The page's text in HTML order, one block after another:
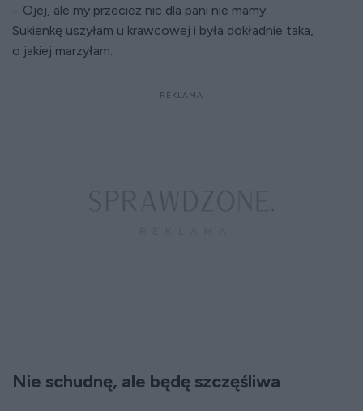
– Ojej, ale my przecież nic dla pani nie mamy.
Sukienkę uszyłam u krawcowej i była dokładnie taka,
o jakiej marzyłam.
Nie schudnę, ale będę szczęśliwa